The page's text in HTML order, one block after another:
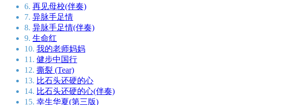
6. 再见母校(伴奏)
7. 异脉手足情
8. 异脉手足情(伴奏)
9. 生命红
10. 我的老师妈妈
11. 健步中国行
12. 撕裂 (Tear)
13. 比石头还硬的心
14. 比石头还硬的心(伴奏)
15. 幸生华夏(第三版)